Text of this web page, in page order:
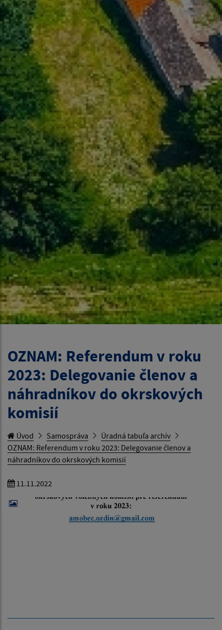
OZNAM: Referendum v roku
2023: Delegovanie členov a
náhradníkov do okrskových
komisií
Úvod Samospráva
Úradná tabuľa archív
OZNAM: Referendum v roku 2023: Delegovanie členov a
náhradníkov do okrskových komisií
11.11.2022